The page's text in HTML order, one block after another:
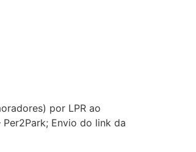
por LPR ao
Envio do link da